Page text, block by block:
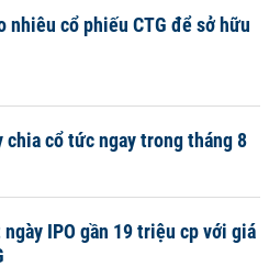
nhiêu cổ phiếu CTG để sở hữu
chia cổ tức ngay trong tháng 8
IPO gần 19 triệu cp với giá